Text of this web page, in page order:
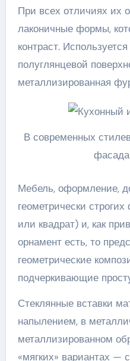
При всех отличиях их
лаконичные формы,
контраст.
полуглянцевой
металлизированная
В современных
Мебель, оформление,
геометрически
или квадрат) и, как
орнамент есть, то
геометрические
подчеркивающие
Стеклянные вставки
напылением, в
металлизированном
«мягких» вариантах —